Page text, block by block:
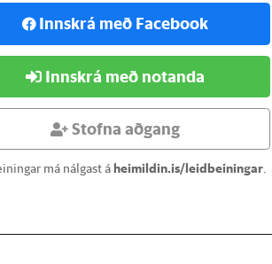
Innskrá með Facebook
Innskrá með notanda
Stofna aðgang
má nálgast áheimildin.is/leidbeiningar.